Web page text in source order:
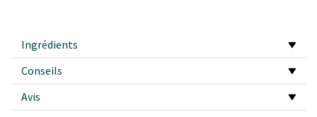
Ingrédients
Conseils
Avis